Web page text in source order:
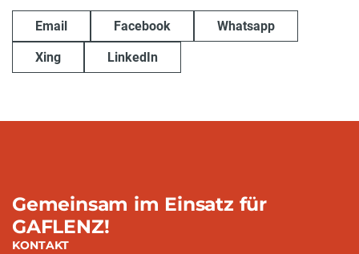
Email Facebook Whatsapp
Xing LinkedIn
Gemeinsam im Einsatz für
GAFLENZ!
KONTAKT